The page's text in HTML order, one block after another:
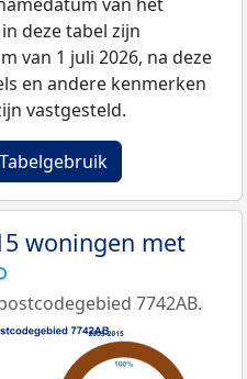
deze tabel zijn
van 1 juli 2026, na deze
en andere kenmerken
vastgesteld.
Tabelgebruik
woningen met
7742AB.